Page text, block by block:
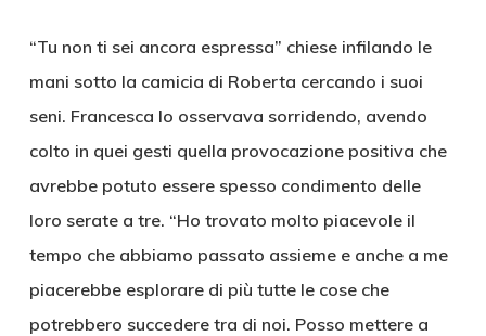
“Tu non ti sei ancora espressa” chiese infilando le
mani sotto la camicia di Roberta cercando i suoi
seni. Francesca lo osservava sorridendo, avendo
colto in quei gesti quella provocazione positiva che
avrebbe potuto essere spesso condimento delle
loro serate a tre. “Ho trovato molto piacevole il
tempo che abbiamo passato assieme e anche a me
piacerebbe esplorare di più tutte le cose che
potrebbero succedere tra di noi. Posso mettere a